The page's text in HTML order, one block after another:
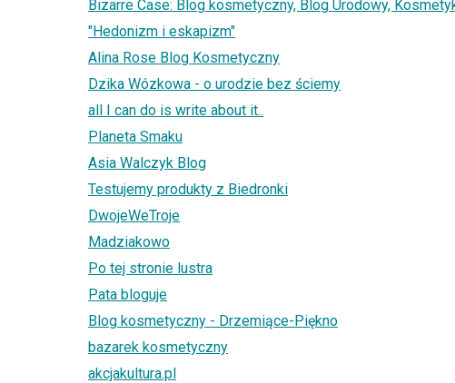
Bizarre Case: Blog kosmetyczny, Blog Urodowy,
"Hedonizm i eskapizm"
Alina Rose Blog Kosmetyczny
Dzika Wózkowa - o urodzie bez ściemy
all I can do is write about it..
Planeta Smaku
Asia Walczyk Blog
Testujemy produkty z Biedronki
DwojeWeTroje
Madziakowo
Po tej stronie lustra
Pata bloguje
Blog kosmetyczny - Drzemiące-Piękno
bazarek kosmetyczny
akcjakultura.pl